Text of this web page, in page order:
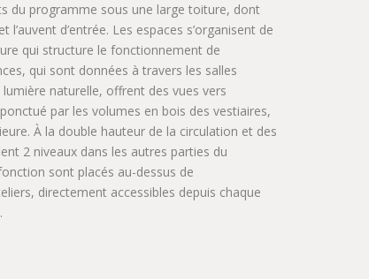
du programme sous une large toiture, dont
d’entrée. Les espaces s’organisent de
qui structure le fonctionnement de
qui sont données à travers les salles
naturelle, offrent des vues vers
par les volumes en bois des vestiaires,
À la double hauteur de la circulation et des
2 niveaux dans les autres parties du
sont placés au-dessus de
directement accessibles depuis chaque